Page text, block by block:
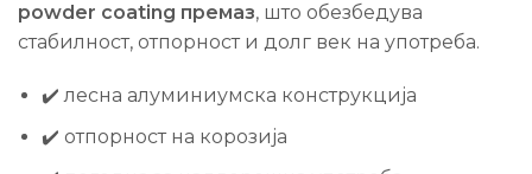
powder coating премаз, што обезбедува
стабилност, отпорност и долг век на употреба.
✔️ лесна алуминиумска конструкција
✔️ отпорност на корозија